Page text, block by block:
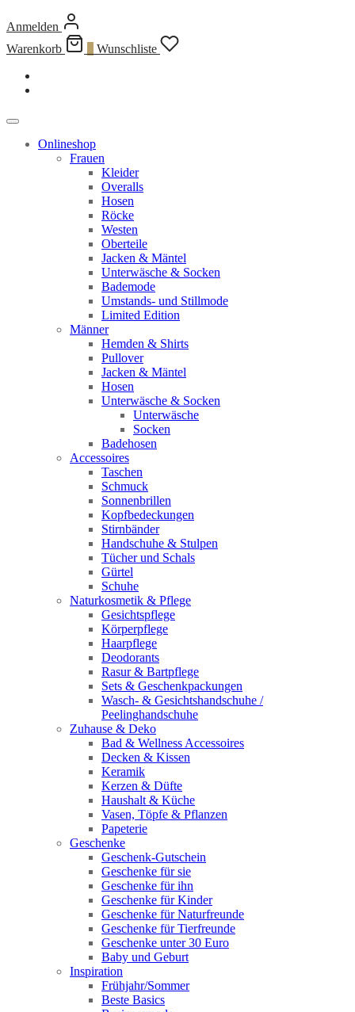
Anmelden
Warenkorb
Wunschliste
Onlineshop
Frauen
Kleider
Overalls
Hosen
Röcke
Westen
Oberteile
Jacken & Mäntel
Unterwäsche & Socken
Bademode
Umstands- und Stillmode
Limited Edition
Männer
Hemden & Shirts
Pullover
Jacken & Mäntel
Hosen
Unterwäsche & Socken
Unterwäsche
Socken
Badehosen
Accessoires
Taschen
Schmuck
Sonnenbrillen
Kopfbedeckungen
Stirnbänder
Handschuhe & Stulpen
Tücher und Schals
Gürtel
Schuhe
Naturkosmetik & Pflege
Gesichtspflege
Körperpflege
Haarpflege
Deodorants
Rasur & Bartpflege
Sets & Geschenkpackungen
Wasch‑ & Gesichtshandschuhe /
Peelinghandschuhe
Zuhause & Deko
Bad & Wellness Accessoires
Decken & Kissen
Keramik
Kerzen & Düfte
Haushalt & Küche
Vasen, Töpfe & Pflanzen
Papeterie
Geschenke
Geschenk-Gutschein
Geschenke für sie
Geschenke für ihn
Geschenke für Kinder
Geschenke für Naturfreunde
Geschenke für Tierfreunde
Geschenke unter 30 Euro
Baby und Geburt
Inspiration
Frühjahr/Sommer
Beste Basics